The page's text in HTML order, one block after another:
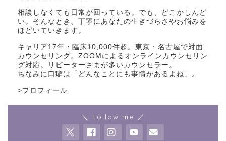
相談しなくても日常が回っている。でも、どこかしんど
い。そんなとき、丁寧にあなたの生きづらさやお悩みを
ほどいていきます。
キャリア17年・臨床10,000件超。東京・名古屋で対面
カウンセリング。ZOOMによるオンラインカウンセリン
グ対応。リピーターさまが多いカウンセラー。
ちなみに口癖は「どんなことにも事情があるよね」。
>プロフィール
＼ Follow me ／